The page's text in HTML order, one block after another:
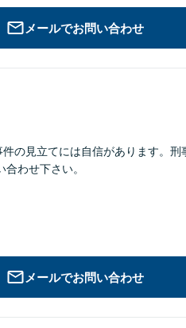
メールでお問い合わせ
の見立てには自信があります。刑
わせ下さい。
メールでお問い合わせ